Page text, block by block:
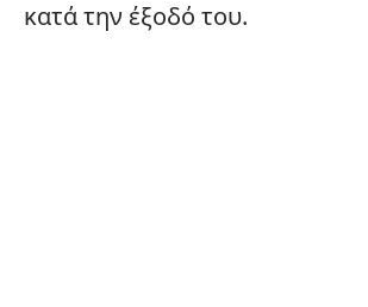
κατά την έξοδό του.